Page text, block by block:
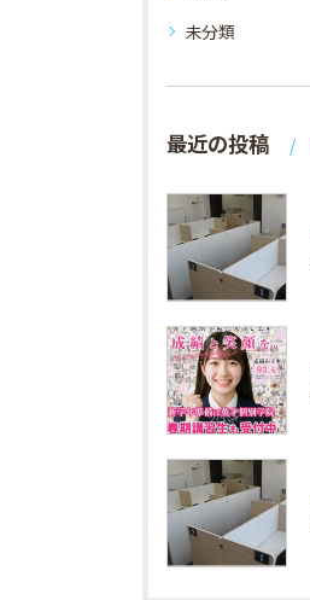
未分類
最近の投稿